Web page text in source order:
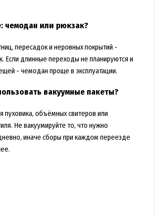
чемодан или рюкзак?
пересадок и неровных покрытий -
Если длинные переходы не планируются и
- чемодан проще в эксплуатации.
вакуумные пакеты?
пуховика, объёмных свитеров или
Не вакуумируйте то, что нужно
иначе сборы при каждом переезде